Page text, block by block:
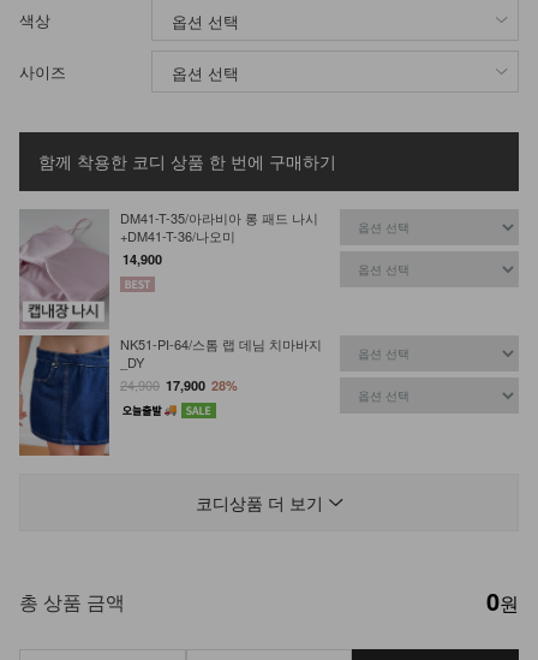
색상
사이즈
함께 착용한 코디 상품 한 번에 구매하기
DM41-T-35/아라비아 롱 패드 나시
+DM41-T-36/나오미
14,900
NK51-PI-64/스톰 랩 데님 치마바지
_DY
24,900 17,900 28%
39%
KOA-T-26/스퀘어 스판나시
13,900
코디상품 더 보기
총 상품 금액 0원